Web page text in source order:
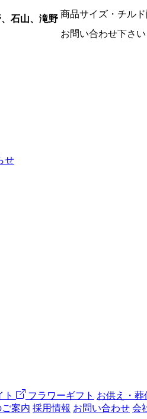
石山、滝野 商品サイズ・チル
お問い合わせ下さい
せ
ト フラワーギフト お供え・葬
案内 採用情報 お問い合わせ 会